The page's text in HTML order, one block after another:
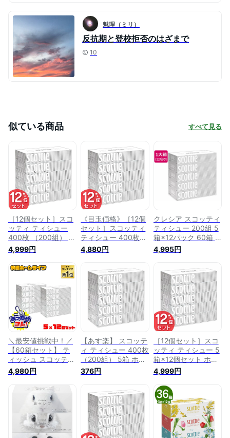
魅理（ミリ）
反抗期と登校拒否のはざまで
10
似ている商品 すべて見る
［12個セット］スコ
ッティ ティシュー
400枚 （200組） 5
箱 ホワイトパッケー
ジ ティッシュ ティ
ッシュペーパー ボッ
クスティッシュ 箱テ
ィッシュ まとめ買い
日本製紙クレシア
（株）【D】
4,999円
《目玉価格》［12個
セット］スコッティ
ティシュー 400枚
（200組） 5箱 ホワ
イトパッケージ ティ
ーパー ボックスティ
ッシュ 箱ティッシュ
まとめ買い 日本製紙
クレシア（株）
【D】
4,880円
クレシア スコッティ
ティシュー 200組 5
箱×12パック 60箱 1
ケース スコッティテ
ィッシュペーパー ス
スコッティ— ティッ
シュ 日本製 ボック
スティッシュ 箱ティ
ッシュ 花粉 ティッ
シュペーパー 花粉症
箱ティッシュペーパ
ー 業務用 まとめ買
い 箱買い
4,995円
＼最安値挑戦中！／
【60箱セット】 テ
ィッシュ スコッティ
送料無料 200組 60
箱 ティッシュペーパ
ー ボックスティッシ
ュ 備蓄 備え ティシ
ュー 400枚 5箱 ホワ
イト 箱ティッシュ
まとめ買い 感染症
鼻水 ストック 備蓄
4,980円
【あす楽】 スコッテ
ィ ティシュー 400枚
（200組） 5箱 ホワ
イトパッケージ ティ
ッシュ ティッシュペ
ッシュ 箱ティッシュ
日本製紙クレシア
（株） 【D】
376円
［12個セット］スコ
ッティ ティシュー 5
箱×12個セット ホワ
イトパッケージ ティ
ッシュ ティッシュペ
ーパー ボックスティ
ッシュ 箱ティッシュ
まとめ買い
4,999円